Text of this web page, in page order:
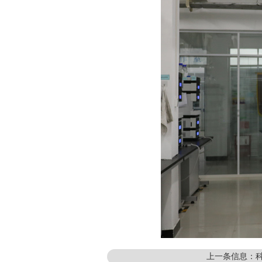
上一条信息：